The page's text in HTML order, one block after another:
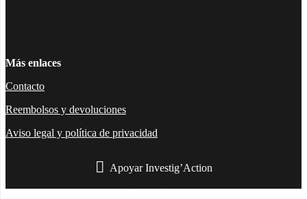
Más enlaces
Contacto
Reembolsos y devoluciones
Aviso legal y política de privacidad
Apoyar Investig’Action